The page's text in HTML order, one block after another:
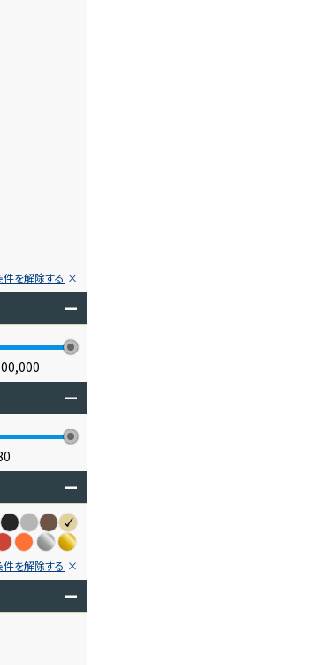
件を解除する
ー
ー
ー
件を解除する
ー